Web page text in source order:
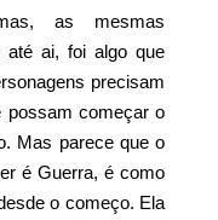
as mesmas
até ai, foi algo que
precisam
possam começar o
Mas parece que o
é Guerra, é como
o começo. Ela